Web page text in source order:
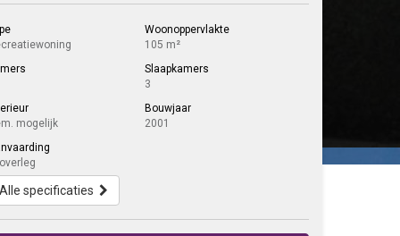
Woonoppervlakte
105 m²
Slaapkamers
3
mogelijk
Bouwjaar
2001
Alle specificaties